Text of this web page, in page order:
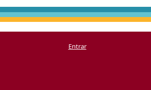
Entrar